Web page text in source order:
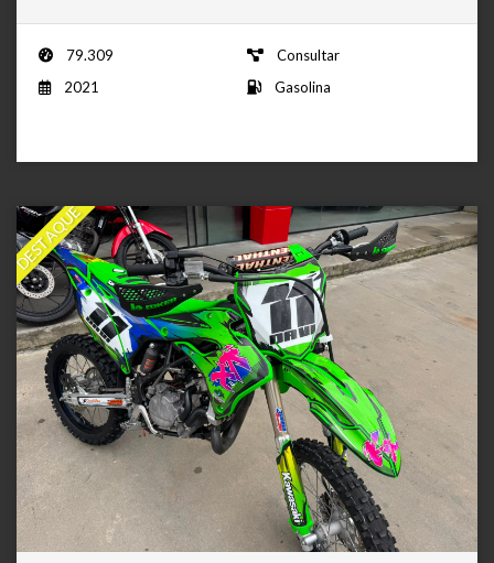
79.309
Consultar
2021
Gasolina
DESTAQUE